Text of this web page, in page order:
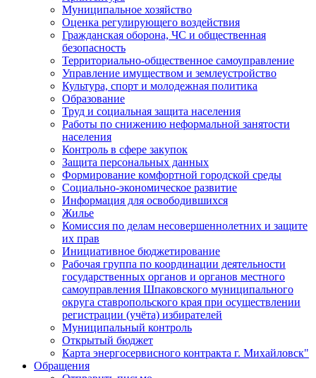
Муниципальное хозяйство
Оценка регулирующего воздействия
Гражданская оборона, ЧС и общественная
безопасность
Территориально-общественное самоуправление
Управление имуществом и землеустройство
Культура, спорт и молодежная политика
Образование
Труд и социальная защита населения
Работы по снижению неформальной занятости
населения
Контроль в сфере закупок
Защита персональных данных
Формирование комфортной городской среды
Социально-экономическое развитие
Информация для освободившихся
Жилье
Комиссия по делам несовершеннолетних и защите
их прав
Инициативное бюджетирование
Рабочая группа по координации деятельности
государственных органов и органов местного
самоуправления Шпаковского муниципального
округа ставропольского края при осуществлении
регистрации (учёта) избирателей
Муниципальный контроль
Открытый бюджет
Карта энергосервисного контракта г. Михайловск"
Обращения